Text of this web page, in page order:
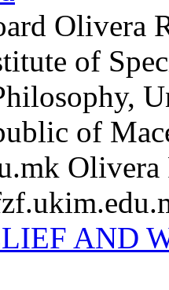
Olivera
of
of
Olivera
AND